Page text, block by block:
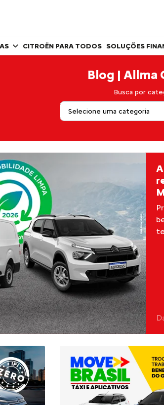
CITROËN PARA TODOS SOLUÇÕES
Blog | Allma
Busca por